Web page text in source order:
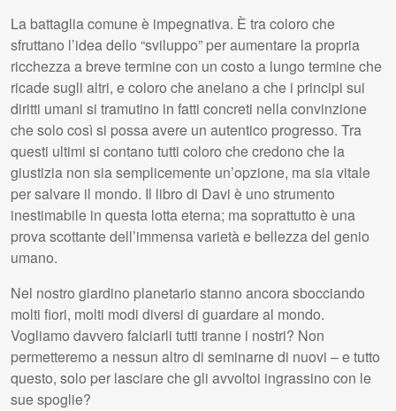
La battaglia comune è impegnativa. È tra coloro che
sfruttano l’idea dello “sviluppo” per aumentare la propria
ricchezza a breve termine con un costo a lungo termine che
ricade sugli altri, e coloro che anelano a che i principi sui
diritti umani si tramutino in fatti concreti nella convinzione
che solo così si possa avere un autentico progresso. Tra
questi ultimi si contano tutti coloro che credono che la
giustizia non sia semplicemente un’opzione, ma sia vitale
per salvare il mondo. Il libro di Davi è uno strumento
inestimabile in questa lotta eterna; ma soprattutto è una
prova scottante dell’immensa varietà e bellezza del genio
umano.
Nel nostro giardino planetario stanno ancora sbocciando
molti fiori, molti modi diversi di guardare al mondo.
Vogliamo davvero falciarli tutti tranne i nostri? Non
permetteremo a nessun altro di seminarne di nuovi – e tutto
questo, solo per lasciare che gli avvoltoi ingrassino con le
sue spoglie?